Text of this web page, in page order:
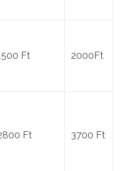
Ft 2000Ft
Ft 3700 Ft